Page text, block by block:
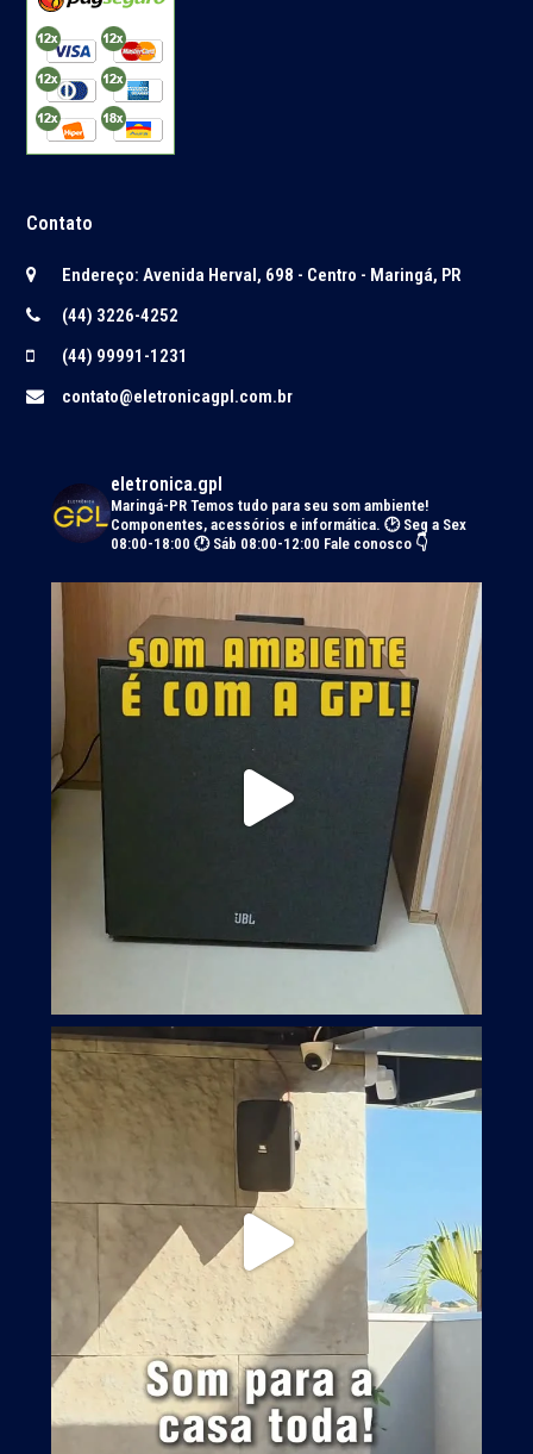
Contato
Endereço: Avenida Herval, 698 - Centro - Maringá, PR
(44) 3226-4252
(44) 99991-1231
contato@eletronicagpl.com.br
eletronica.gpl
Maringá-PRTemos tudo para seu som ambiente!
Componentes, acessórios e informática. 🕑 Seg a Sex
08:00-18:00 🕐 Sáb 08:00-12:00 Fale conosco 👇